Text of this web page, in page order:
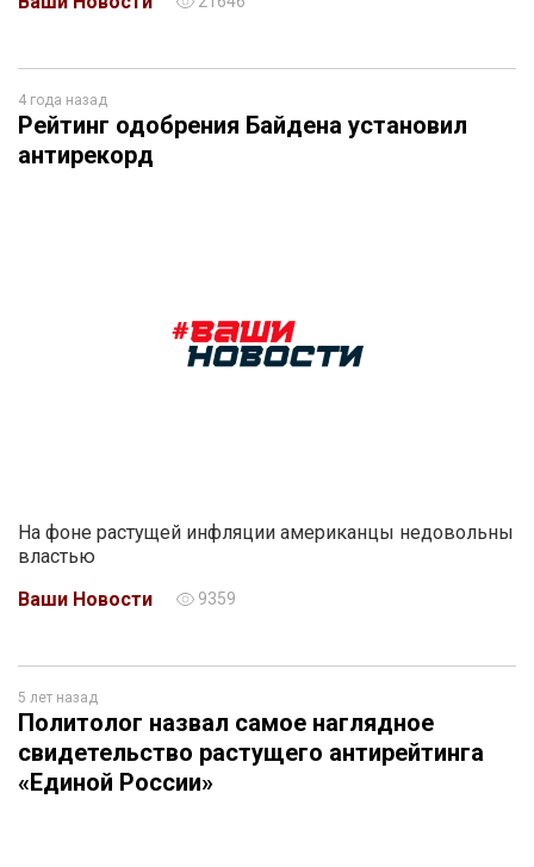
4 года назад
Рейтинг одобрения Байдена установил
антирекорд
На фоне растущей инфляции американцы недовольны
властью
Ваши Новости
9359
5 лет назад
Политолог назвал самое наглядное
свидетельство растущего антирейтинга
«Единой России»